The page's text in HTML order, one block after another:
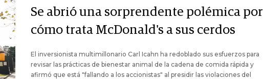
Se abrió una sorprendente polémica por
cómo trata McDonald's a sus cerdos
El inversionista multimillonario Carl Icahn ha redoblado sus esfuerzos para
revisar las prácticas de bienestar animal de la cadena de comida rápida y
afirmó que está "fallando a los accionistas" al presidir las violaciones del